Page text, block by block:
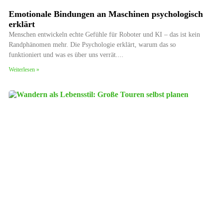
Emotionale Bindungen an Maschinen psychologisch
erklärt
Menschen entwickeln echte Gefühle für Roboter und KI – das ist kein
Randphänomen mehr. Die Psychologie erklärt, warum das so
funktioniert und was es über uns verrät.
Weiterlesen »